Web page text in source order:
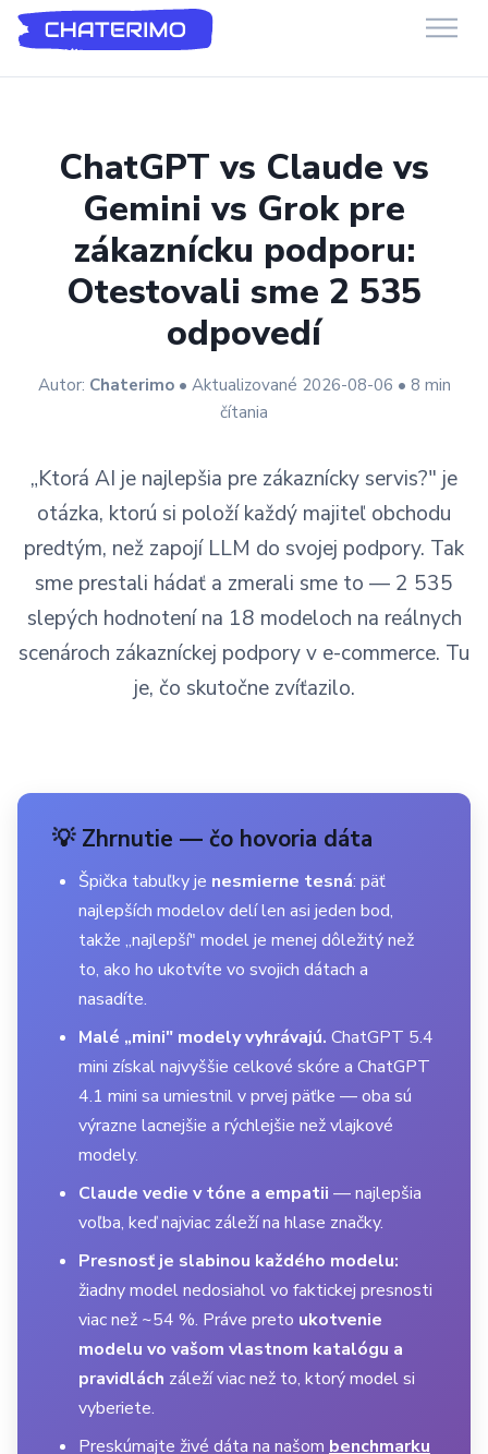
ChatGPT vs Claude vs
Gemini vs Grok pre
zákaznícku podporu:
Otestovali sme 2 535
odpovedí
Autor: Chaterimo• Aktualizované 2026-08-06 • 8 min
čítania
„Ktorá AI je najlepšia pre zákaznícky servis?" je
otázka, ktorú si položí každý majiteľ obchodu
predtým, než zapojí LLM do svojej podpory. Tak
sme prestali hádať a zmerali sme to — 2 535
slepých hodnotení na 18 modeloch na reálnych
scenároch zákazníckej podpory v e-commerce. Tu
je, čo skutočne zvíťazilo.
💡 Zhrnutie — čo hovoria dáta
Špička tabuľky je nesmierne tesná: päť
najlepších modelov delí len asi jeden bod,
takže „najlepší" model je menej dôležitý než
to, ako ho ukotvíte vo svojich dátach a
nasadíte.
Malé „mini" modely vyhrávajú. ChatGPT 5.4
mini získal najvyššie celkové skóre a ChatGPT
4.1 mini sa umiestnil v prvej päťke — oba sú
výrazne lacnejšie a rýchlejšie než vlajkové
modely.
Claude vedie v tóne a empatii — najlepšia
voľba, keď najviac záleží na hlase značky.
Presnosť je slabinou každého modelu:
žiadny model nedosiahol vo faktickej presnosti
viac než ~54 %. Práve preto ukotvenie
modelu vo vašom vlastnom katalógu a
pravidlách záleží viac než to, ktorý model si
vyberiete.
Preskúmajte živé dáta na našom benchmarku
Chaterimo Podpora